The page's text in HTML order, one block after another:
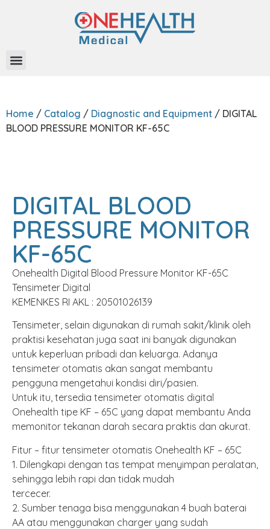
Home / Catalog / Diagnostic and Equipment / DIGITAL
BLOOD PRESSURE MONITOR KF-65C
DIGITAL BLOOD
PRESSURE MONITOR
KF-65C
Onehealth Digital Blood Pressure Monitor KF-65C
Tensimeter Digital
KEMENKES RI AKL : 20501026139
Tensimeter, selain digunakan di rumah sakit/klinik oleh
praktisi kesehatan juga saat ini banyak digunakan
untuk keperluan pribadi dan keluarga. Adanya
tensimeter otomatis akan sangat membantu
pengguna mengetahui kondisi diri/pasien.
Untuk itu, tersedia tensimeter otomatis digital
Onehealth tipe KF – 65C yang dapat membantu Anda
memonitor tekanan darah secara praktis dan akurat.
Fitur – fitur tensimeter otomatis Onehealth KF – 65C
1. Dilengkapi dengan tas tempat menyimpan peralatan,
sehingga lebih rapi dan tidak mudah
tercecer.
2. Sumber tenaga bisa menggunakan 4 buah baterai
AA atau menggunakan charger yang sudah